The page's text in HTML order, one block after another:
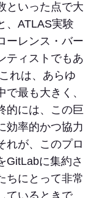
といった点で大
、ATLAS実験
ーレンス・バー
ティストでもあ
れは、あらゆ
最も大きく、
的には、この巨
効率的かつ協力
れが、このプロ
GitLabに集約さ
ちにとって非常
ているときで